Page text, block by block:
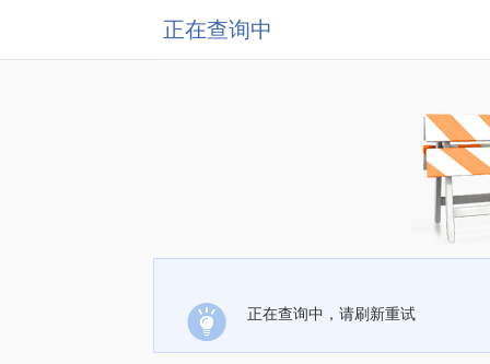
正在查询中
正在查询中，请刷新重试